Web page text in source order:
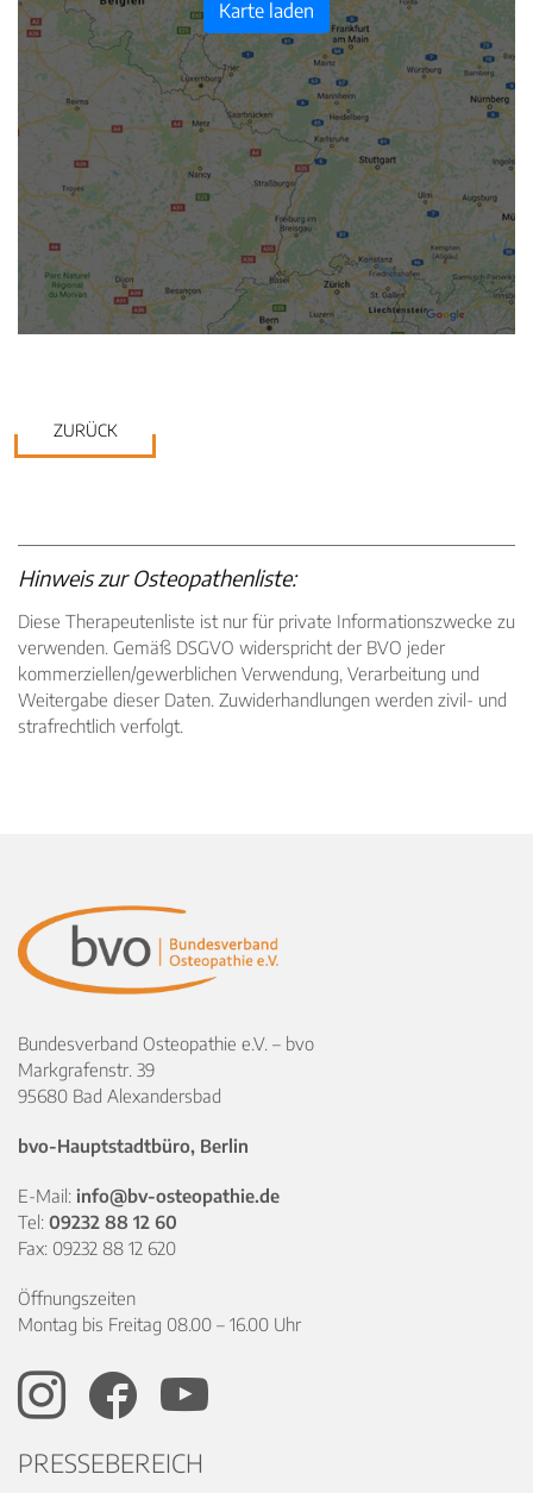
Karte laden
ZURÜCK
Hinweis zur Osteopathenliste:
Diese Therapeutenliste ist nur für private Informationszwecke zu
verwenden. Gemäß DSGVO widerspricht der BVO jeder
kommerziellen/gewerblichen Verwendung, Verarbeitung und
Weitergabe dieser Daten. Zuwiderhandlungen werden zivil- und
strafrechtlich verfolgt.
Bundesverband Osteopathie e.V. – bvo
Markgrafenstr. 39
95680 Bad Alexandersbad
bvo-Hauptstadtbüro, Berlin
E-Mail: info@bv-osteopathie.de
Tel: 09232 88 12 60
Fax: 09232 88 12 620
Öffnungszeiten
Montag bis Freitag 08.00 – 16.00 Uhr
PRESSEBEREICH